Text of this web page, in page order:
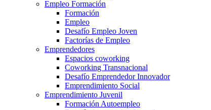
Empleo Formación
Formación
Empleo
Desafío Empleo Joven
Factorías de Empleo
Emprendedores
Espacios coworking
Coworking Transnacional
Desafío Emprendedor Innovador
Emprendimiento Social
Emprendimiento Juvenil
Formación Autoempleo